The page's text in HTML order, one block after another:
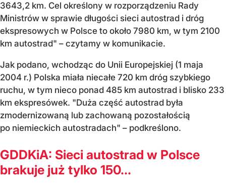
3643,2 km. Cel określony w rozporządzeniu Rady
Ministrów w sprawie długości sieci autostrad i dróg
ekspresowych w Polsce to około 7980 km, w tym 2100
km autostrad" – czytamy w komunikacie.
Jak podano, wchodząc do Unii Europejskiej (1 maja
2004 r.) Polska miała niecałe 720 km dróg szybkiego
ruchu, w tym nieco ponad 485 km autostrad i blisko 233
km ekspresówek. "Duża część autostrad była
zmodernizowaną lub zachowaną pozostałością
po niemieckich autostradach" – podkreślono.
GDDKiA: Sieci autostrad w Polsce
brakuje już tylko 150...